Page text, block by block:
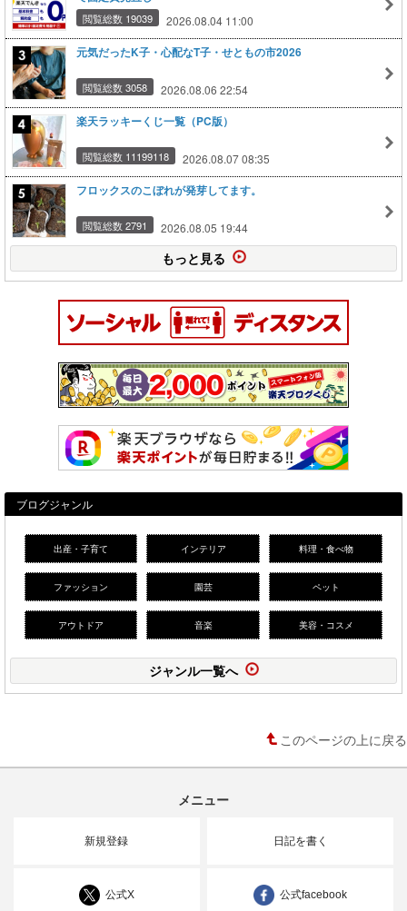
閲覧総数 19039 2026.08.04 11:00
元気だったK子・心配なT子・せともの市2026
閲覧総数 3058 2026.08.06 22:54
楽天ラッキーくじ一覧（PC版）
閲覧総数 11199118 2026.08.07 08:35
フロックスのこぼれが発芽してます。
閲覧総数 2791 2026.08.05 19:44
もっと見る
ブログジャンル
出産・子育て インテリア 料理・食べ物
ファッション 園芸 ペット
アウトドア 音楽 美容・コスメ
ジャンル一覧へ
このページの上に戻る
メニュー
新規登録 日記を書く
公式X 公式facebook